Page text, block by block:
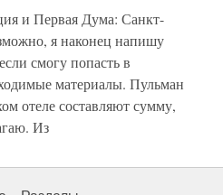
и Первая Дума: Санкт-
я наконец напишу
смогу попасть в
материалы. Пульман
отеле составляют сумму,
Из